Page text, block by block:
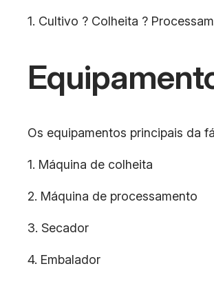
1. Cultivo ? Colheita ?
Os equipamentos principais da
1. Máquina de colheita
2. Máquina de processamento
3. Secador
4. Embalador